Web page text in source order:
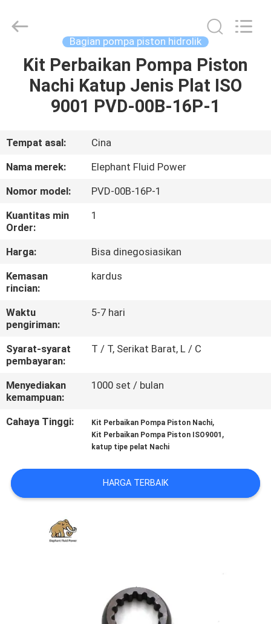
RUMAH
PRODUK
TENTANG
KAMI
TUR
PABRIK
KONTROL
KUALITAS
HUBUNGI
KAMI
BERITA
KASUS
PRIVACY
POLICY
Power
Co.,Ltd.
Reserved.
Bagian pompa piston hidrolik
Kit Perbaikan Pompa Piston
Nachi Katup Jenis Plat ISO
9001 PVD-00B-16P-1
Tempat asal:
Cina
Nama merek:
Elephant Fluid Power
Nomor model:
PVD-00B-16P-1
Kuantitas min
Order:
1
Harga:
Bisa dinegosiasikan
Kemasan
rincian:
kardus
Waktu
pengiriman:
5-7 hari
Syarat-syarat
pembayaran:
T / T, Serikat Barat, L / C
Menyediakan
kemampuan:
1000 set / bulan
Cahaya Tinggi: Kit Perbaikan Pompa Piston Nachi,
Kit Perbaikan Pompa Piston ISO9001 ,
katup tipe pelat Nachi
HARGA TERBAIK